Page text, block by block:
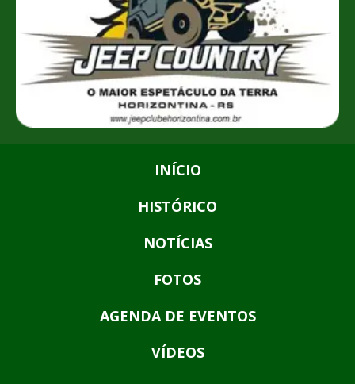
INÍCIO
HISTÓRICO
NOTÍCIAS
FOTOS
AGENDA DE EVENTOS
VÍDEOS